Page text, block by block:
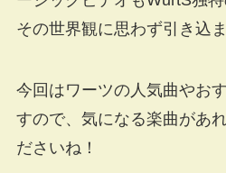
その世界観に思わず引き込
今回はワーツの人気曲やお
すので、気になる楽曲があ
ださいね！